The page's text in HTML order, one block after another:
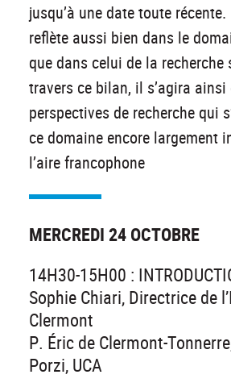
jusqu’à une date toute
reflète aussi bien dans le
que dans celui de la
travers ce bilan, il s’agira ainsi
perspectives de recherche qui
ce domaine encore largement
l’aire francophone
MERCREDI 24 OCTOBRE
14H30-15H00 :
Sophie Chiari, Directrice de
Clermont
P. Éric de Clermont-
Porzi, UCA